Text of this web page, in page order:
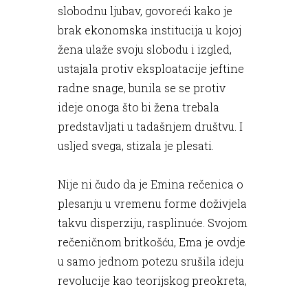
slobodnu ljubav, govoreći kako je
brak ekonomska institucija u kojoj
žena ulaže svoju slobodu i izgled,
ustajala protiv eksploatacije jeftine
radne snage, bunila se se protiv
ideje onoga što bi žena trebala
predstavljati u tadašnjem društvu. I
usljed svega, stizala je plesati.
Nije ni čudo da je Emina rečenica o
plesanju u vremenu forme doživjela
takvu disperziju, rasplinuće. Svojom
rečeničnom britkošću, Ema je ovdje
u samo jednom potezu srušila ideju
revolucije kao teorijskog preokreta,